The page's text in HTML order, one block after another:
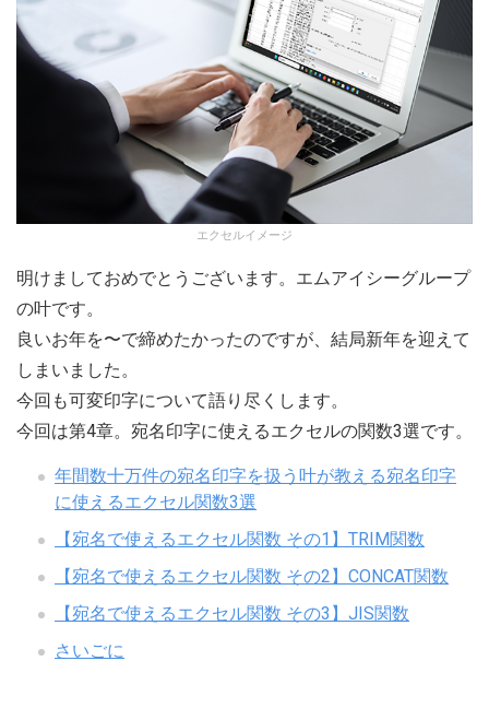
エクセルイメージ
明けましておめでとうございます。エムアイシーグループ
の叶です。
良いお年を〜で締めたかったのですが、結局新年を迎えて
しまいました。
今回も可変印字について語り尽くします。
今回は第4章。宛名印字に使えるエクセルの関数3選です。
年間数十万件の宛名印字を扱う叶が教える宛名印字
に使えるエクセル関数3選
【宛名で使えるエクセル関数 その1】TRIM関数
【宛名で使えるエクセル関数 その2】CONCAT関数
【宛名で使えるエクセル関数 その3】JIS関数
さいごに